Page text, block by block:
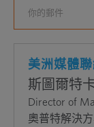
美洲媒體
斯圖爾特
Director of
奧普特解決